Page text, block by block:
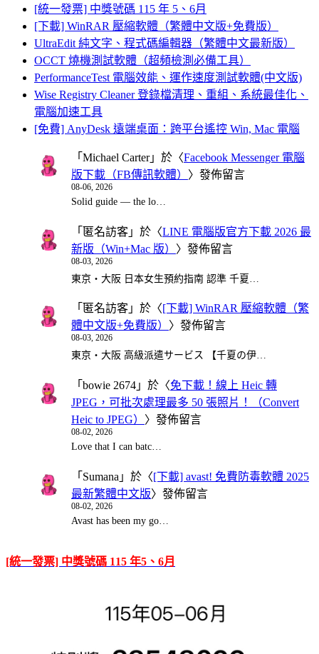
[統一發票] 中獎號碼 115 年 5、6月
[下載] WinRAR 壓縮軟體（繁體中文版+免費版）
UltraEdit 純文字、程式碼編輯器（繁體中文最新版）
OCCT 燒機測試軟體（超頻檢測必備工具）
PerformanceTest 電腦效能、運作速度測試軟體(中文版)
Wise Registry Cleaner 登錄檔清理、重組、系統最佳化、
電腦加速工具
[免費] AnyDesk 遠端桌面：跨平台遙控 Win, Mac 電腦
「 Michael Carter」於〈Facebook Messenger 電腦
版下載（FB傳訊軟體） 〉發佈留言
08-06, 2026
Solid guide — the lo…
「 匿名訪客 」於〈LINE 電腦版官方下載 2026 最
新版（Win+Mac 版） 〉發佈留言
08-03, 2026
東京・大阪 日本女生預約指南 認準 千夏…
「 匿名訪客 」於〈[下載] WinRAR 壓縮軟體（繁
體中文版+免費版） 〉發佈留言
08-03, 2026
東京・大阪 高級派遣サービス 【千夏の伊…
「 bowie 2674 」於〈免下載！線上 Heic 轉
JPEG，可批次處理最多 50 張照片！（Convert
Heic to JPEG） 〉發佈留言
08-02, 2026
Love that I can batc…
「 Sumana 」於〈[下載] avast! 免費防毒軟體 2025
最新繁體中文版〉發佈留言
08-02, 2026
Avast has been my go…
[統一發票] 中獎號碼 115 年5、6月